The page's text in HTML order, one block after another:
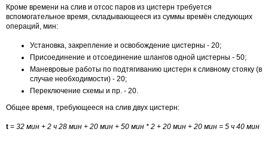
Кроме времени на слив и отсос паров из цистерн требуется
вспомогательное время, складывающееся из суммы времён следующих
операций, мин:
Установка, закрепление и освобождение цистерны - 20;
Присоединение и отсоединение шлангов одной цистерны - 50;
Маневровые работы по подтягиванию цистерн к сливному стояку (в
случае необходимости) - 20;
Переключение схемы и пр. - 20.
Общее время, требующееся на слив двух цистерн:
t = 32 мин + 2 ч 28 мин + 20 мин + 50 мин * 2 + 20 мин + 20 мин = 5 ч 40 мин